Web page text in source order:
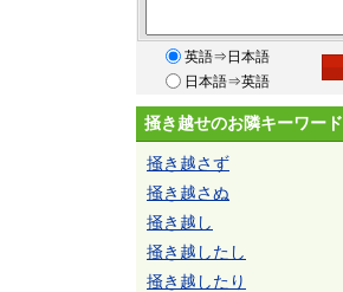
英語⇒日本語
日本語⇒英語
掻き越せのお隣キーワード
掻き越さず
掻き越さぬ
掻き越し
掻き越したし
掻き越したり